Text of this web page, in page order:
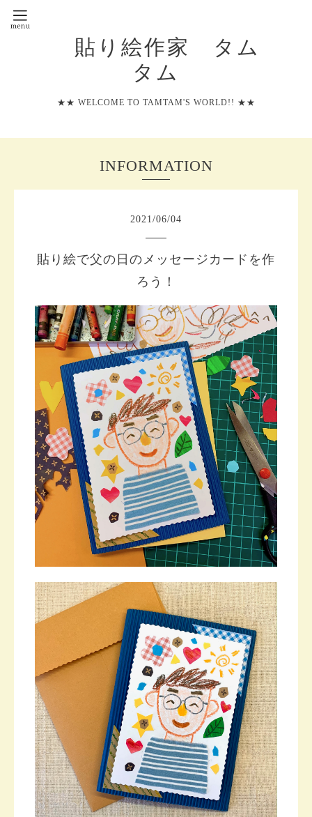
貼り絵作家 タム
タム
★★ WELCOME TO TAMTAM'S WORLD!! ★★
INFORMATION
2021/06/04
貼り絵で父の日のメッセージカードを作
ろう！